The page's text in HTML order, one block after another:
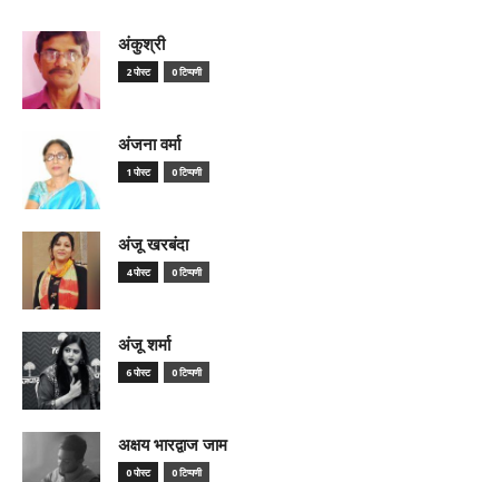
अंकुश्री
2 पोस्ट 0 टिप्पणी
अंजना वर्मा
1 पोस्ट 0 टिप्पणी
अंजू खरबंदा
4 पोस्ट 0 टिप्पणी
अंजू शर्मा
6 पोस्ट 0 टिप्पणी
अक्षय भारद्वाज जाम
0 पोस्ट 0 टिप्पणी